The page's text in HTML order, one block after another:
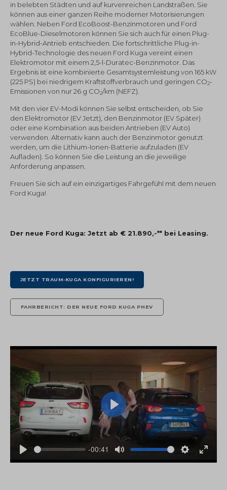
in belebten Städten und auf kurvenreichen Landstraßen. Sie
können aus einer ganzen Reihe moderner Motorisierungen
wählen. Neben Ford EcoBoost-Benzinmotoren und Ford
EcoBlue-Dieselmotoren können Sie sich auch für einen Plug-
in-Hybrid-Antrieb entschieden. Die fortschrittliche Plug-in-
Hybrid-Technologie des neuen Ford Kuga vereint einen
Elektromotor mit einem 2,5-l-Duratec-Benzinmotor. Das
Ergebnis ist eine kombinierte Gesamtsystemleistung von 165 kW
(225 PS) bei niedrigem Kraftstoffverbrauch und geringen CO2-
Emissionen von nur 26 g CO2/km (NEFZ).
Mit den vier EV-Modi können Sie selbst entscheiden, ob Sie
den Elektromotor (EV Jetzt), den Benzinmotor (EV Später)
oder eine Kombination aus beiden Antrieben (EV Auto)
verwenden. Alternativ kann auch der Benzinmotor genutzt
werden, um die Lithium-Ionen-Batterie aufzuladen (EV
Aufladen). So können Sie die Leistung an die jeweilige
Anforderung anpassen.
Freuen Sie sich auf ein einzigartiges Fahrgefühl mit dem neuen
Ford Kuga!
Der neue Ford Kuga: Jetzt ab € 21.890,-** bei Leasing.
JETZT TRAUM-KUGA KONFIGURIEREN!
FAHRBERICHT: DER NEUE FORD KUGA PHEV
Play
-00:41
Mute
Play